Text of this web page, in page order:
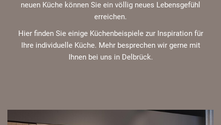
neuen Küche können Sie ein völlig neues Lebensgefühl
erreichen.
Hier finden Sie einige Küchenbeispiele zur Inspiration für
Ihre individuelle Küche. Mehr besprechen wir gerne mit
Ihnen bei uns in Delbrück.